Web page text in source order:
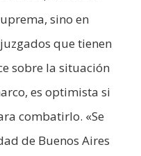
sino en
que tienen
sobre la situación
es optimista si
combatirlo. «Se
de Buenos Aires